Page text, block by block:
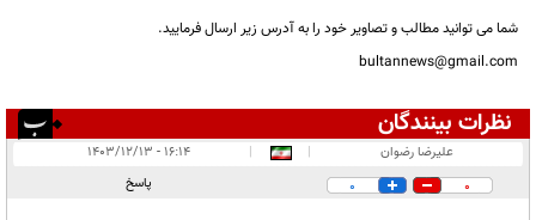
شما می توانید مطالب و تصاویر خود را به آدرس زیر ارسال فرمایید.
bultannews@gmail.com
نظرات بینندگان
۲
در انتظار بررسی:
علیرضا رضوان |
|
۱۶:۱۴ - ۱۴۰۳/۱۲/۱۳
0
0 پاسخ